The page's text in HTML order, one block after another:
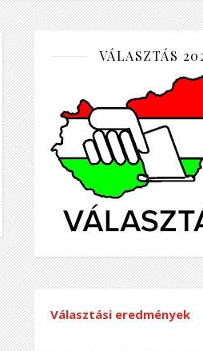
VÁLASZTÁS
Választási eredmények